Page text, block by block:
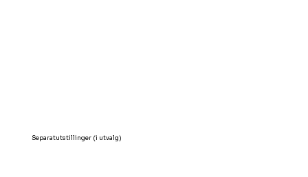
Separatutstillinger (i utvalg)